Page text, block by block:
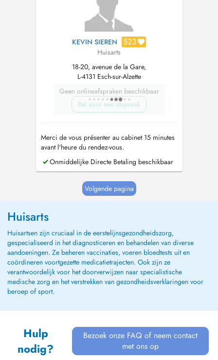
KEVIN SIEREN 523
Huisarts
18-20, avenue de la Gare,
L-4131 Esch-sur-Alzette
Geen onlineafspraken beschikbaar
Bel voor een afspraak
Merci de vous présenter au cabinet 15 minutes
avant l'heure du rendez-vous.
Onmiddelijke Directe Betaling beschikbaar
Volgende pagina
Huisarts
Huisartsen zijn cruciaal in de eerstelijnsgezondheidszorg,
gespecialiseerd in het diagnosticeren en behandelen van diverse
aandoeningen. Ze beheren vaccinaties, voeren bloedtests uit en
coördineren voortgezette medicatietrajecten. Ook zijn ze
verantwoordelijk voor het doorverwijzen naar specialistische
medische zorg en het verstrekken van gezondheidsverklaringen voor
beroep of sport.
Hulp
nodig?
Bezoek onze FAQ of neem contact
met ons op